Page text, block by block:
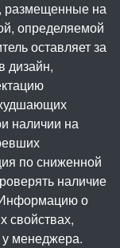
на
определяемой
оставляет за
дизайн,
наличии на
по сниженной
наличие
о
свойствах,
менеджера.